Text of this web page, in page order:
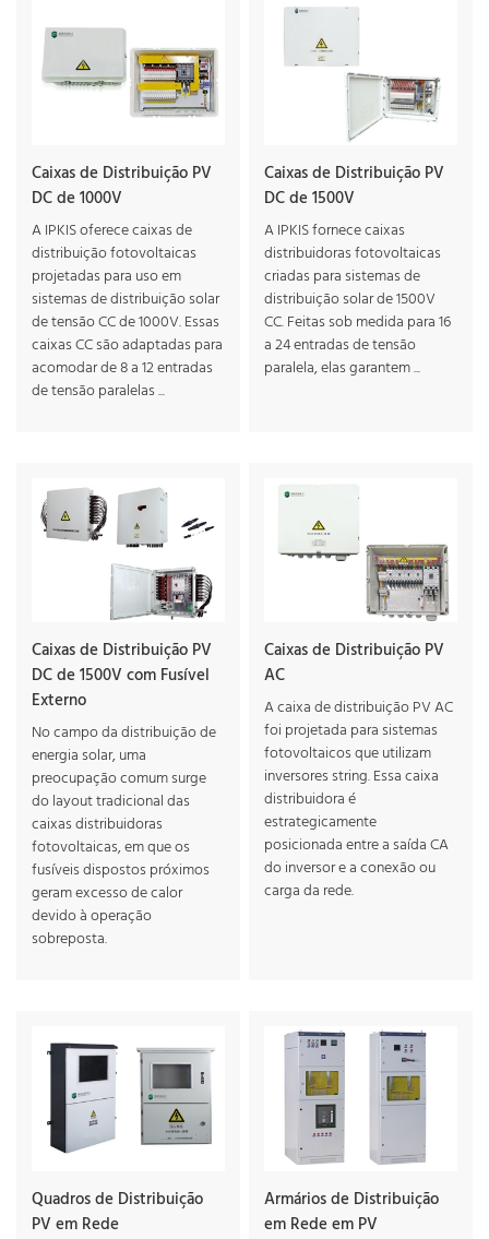
Caixas de Distribuição PV
DC de 1000V
A IPKIS oferece caixas de
distribuição fotovoltaicas
projetadas para uso em
sistemas de distribuição solar
de tensão CC de 1000V. Essas
caixas CC são adaptadas para
acomodar de 8 a 12 entradas
de tensão paralelas ...
Caixas de Distribuição PV
DC de 1500V
A IPKIS fornece caixas
distribuidoras fotovoltaicas
criadas para sistemas de
distribuição solar de 1500V
CC. Feitas sob medida para 16
a 24 entradas de tensão
paralela, elas garantem ...
Caixas de Distribuição PV
DC de 1500V com Fusível
Externo
No campo da distribuição de
energia solar, uma
preocupação comum surge
do layout tradicional das
caixas distribuidoras
fotovoltaicas, em que os
fusíveis dispostos próximos
geram excesso de calor
devido à operação
sobreposta.
Caixas de Distribuição PV
AC
A caixa de distribuição PV AC
foi projetada para sistemas
fotovoltaicos que utilizam
inversores string. Essa caixa
distribuidora é
estrategicamente
posicionada entre a saída CA
do inversor e a conexão ou
carga da rede.
Quadros de Distribuição
PV em Rede
Armários de Distribuição
em Rede em PV